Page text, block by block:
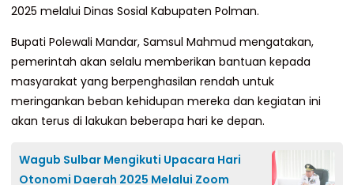
2025 melalui Dinas Sosial Kabupaten Polman.
Bupati Polewali Mandar, Samsul Mahmud mengatakan,
pemerintah akan selalu memberikan bantuan kepada
masyarakat yang berpenghasilan rendah untuk
meringankan beban kehidupan mereka dan kegiatan ini
akan terus di lakukan beberapa hari ke depan.
Wagub Sulbar Mengikuti Upacara Hari
Otonomi Daerah 2025 Melalui Zoom ‎